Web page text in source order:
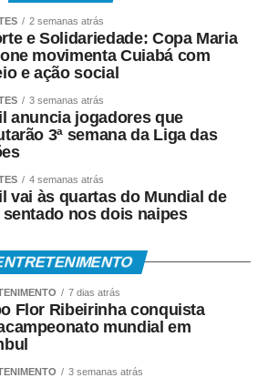
2 semanas atrás
e Solidariedade: Copa Maria
movimenta Cuiabá com
e ação social
3 semanas atrás
anuncia jogadores que
3ª semana da Liga das
4 semanas atrás
vai às quartas do Mundial de
nos dois naipes
7 dias atrás
Flor Ribeirinha conquista
mundial em
3 semanas atrás